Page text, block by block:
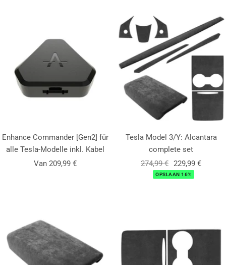
Enhance Commander [Gen2] für
alle Tesla-Modelle inkl. Kabel
Aanbiedingsprijs
Van 209,99 €
Tesla Model 3/Y: Alcantara
complete set
229,99 €
Normale
prijs
274,99 €
OPSLAAN 16%